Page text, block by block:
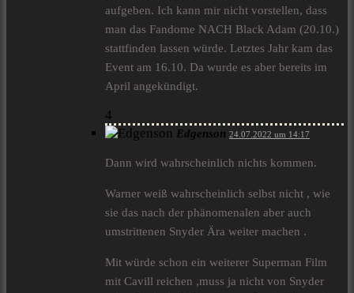
aufgeben. Ich kann mir nicht vorstellen, dass
man das Fandome NACH Black Adam (20.10.)
stattfinden lassen würde. Letztes Jahr kam das
Event am 16.10. Da wurde es aber bereits im
April angekündigt.
4
Edgenson 24.07.2022 um 14:17
Dann wird wahrscheinlich nichts kommen.
Warner weiß wahrscheinlich selbst nicht , wie
sie das nach der phänomenalen aber auch
umstrittenen Snyder Ära weiter machen .
Mit würde schon ein weiterer Superman Film
mit Cavill reichen ,muss ja nicht von Snyder